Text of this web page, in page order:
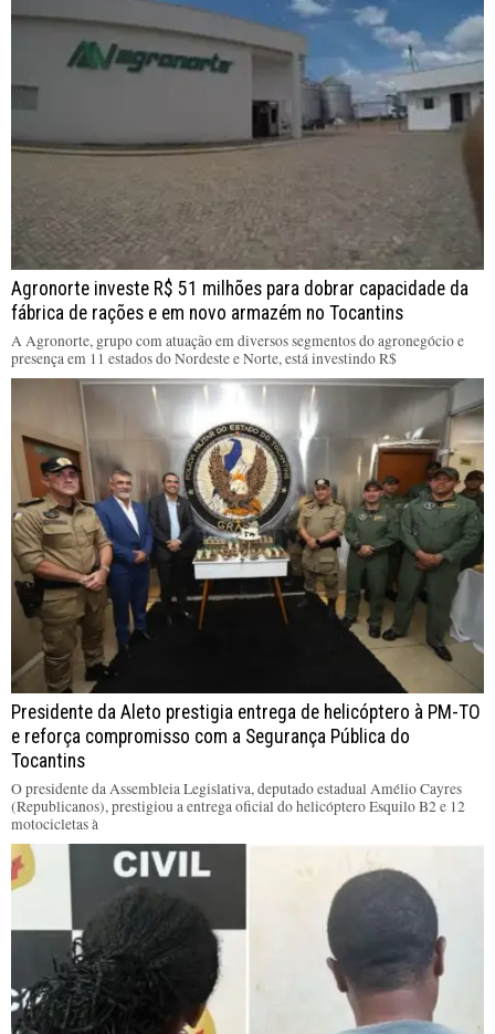
Agronorte investe R$ 51 milhões para dobrar capacidade da
fábrica de rações e em novo armazém no Tocantins
A Agronorte, grupo com atuação em diversos segmentos do agronegócio e
presença em 11 estados do Nordeste e Norte, está investindo R$
Presidente da Aleto prestigia entrega de helicóptero à PM-TO
e reforça compromisso com a Segurança Pública do
Tocantins
O presidente da Assembleia Legislativa, deputado estadual Amélio Cayres
(Republicanos), prestigiou a entrega oficial do helicóptero Esquilo B2 e 12
motocicletas à